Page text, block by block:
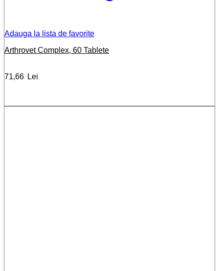
Adauga la lista de favorite
Arthrovet Complex, 60 Tablete
71,66 Lei